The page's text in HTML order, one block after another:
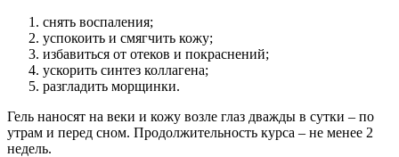
снять воспаления;
успокоить и смягчить кожу;
избавиться от отеков и покраснений;
ускорить синтез коллагена;
разгладить морщинки.
Гель наносят на веки и кожу возле глаз дважды в сутки – по
утрам и перед сном. Продолжительность курса – не менее 2
недель.